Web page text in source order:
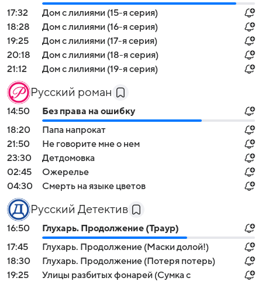
17:32
Дом с лилиями (15-я серия)
18:28
Дом с лилиями (16-я серия)
19:25
Дом с лилиями (17-я серия)
20:18
Дом с лилиями (18-я серия)
21:12
Дом с лилиями (19-я серия)
Русский роман
14:50
Без права на ошибку
18:20
Папа напрокат
21:50
Не говорите мне о нем
23:30
Детдомовка
02:45
Ожерелье
04:30
Смерть на языке цветов
Русский Детектив
16:50
Глухарь. Продолжение (Траур)
17:45
Глухарь. Продолжение (Маски долой!)
18:30
Глухарь. Продолжение (Потеря потерь)
19:25
Улицы разбитых фонарей (Сумка с